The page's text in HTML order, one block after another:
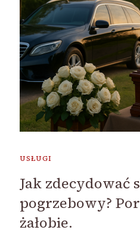
USŁUGI
Jak zdecydować
pogrzebowy?
żałobie.